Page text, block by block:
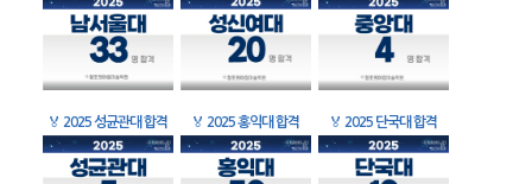
🏅 2025 성균관대 합격 🏅 2025 홍익대 합격 🏅 2025 단국대 합격